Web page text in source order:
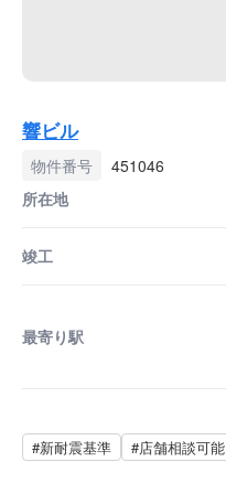
響ビル
物件番号
451046
所在地
竣工
最寄り駅
#新耐震基準 #店舗相談可能